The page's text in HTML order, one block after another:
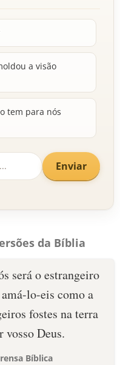
a visão
tem para nós
Enviar
da Bíblia
será o estrangeiro
lo-eis como a
fostes na terra
vosso Deus.
Bíblica